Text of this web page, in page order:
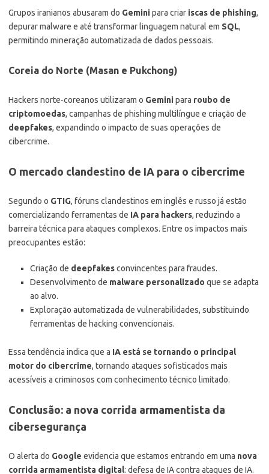
Grupos iranianos abusaram do Geminipara criar iscas de phishing,
depurar malware e até transformar linguagem natural em SQL,
permitindo mineração automatizada de dados pessoais.
Coreia do Norte (Masan e Pukchong)
Hackers norte-coreanos utilizaram o Geminipara roubo de
criptomoedas, campanhas de phishing multilíngue e criação de
deepfakes, expandindo o impacto de suas operações de
cibercrime.
O mercado clandestino de IA para o cibercrime
Segundo o GTIG, fóruns clandestinos em inglês e russo já estão
comercializando ferramentas de IA para hackers, reduzindo a
barreira técnica para ataques complexos. Entre os impactos mais
preocupantes estão:
Criação de deepfakesconvincentes para fraudes.
Desenvolvimento de malware personalizado que se adapta
ao alvo.
Exploração automatizada de vulnerabilidades, substituindo
ferramentas de hacking convencionais.
Essa tendência indica que a IA está se tornando o principal
motor do cibercrime, tornando ataques sofisticados mais
acessíveis a criminosos com conhecimento técnico limitado.
Conclusão: a nova corrida armamentista da
cibersegurança
O alerta do Google evidencia que estamos entrando em uma nova
corrida armamentista digital: defesa de IA contra ataques de IA.